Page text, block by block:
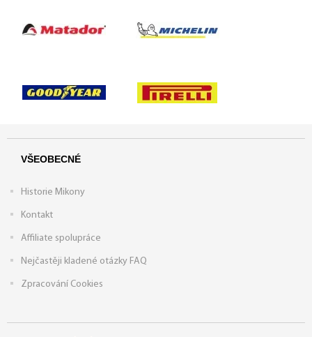
VŠEOBECNÉ
Historie Mikony
Kontakt
Affiliate spolupráce
Nejčastěji kladené otázky FAQ
Zpracování Cookies